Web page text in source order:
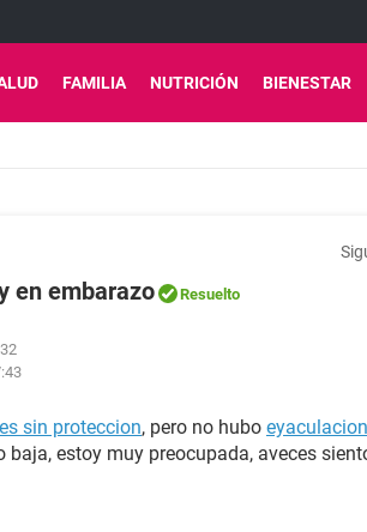
FAMILIA NUTRICIÓN BIENESTAR
en embarazo Resuelto
sin proteccion, pero no hubo eyaculacion
baja, estoy muy preocupada, aveces